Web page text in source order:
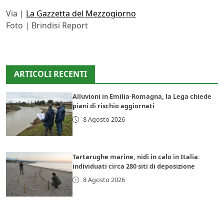
Via | La Gazzetta del Mezzogiorno
Foto | Brindisi Report
ARTICOLI RECENTI
Alluvioni in Emilia-Romagna, la Lega chiede
piani di rischio aggiornati
8 Agosto 2026
Tartarughe marine, nidi in calo in Italia:
individuati circa 280 siti di deposizione
8 Agosto 2026